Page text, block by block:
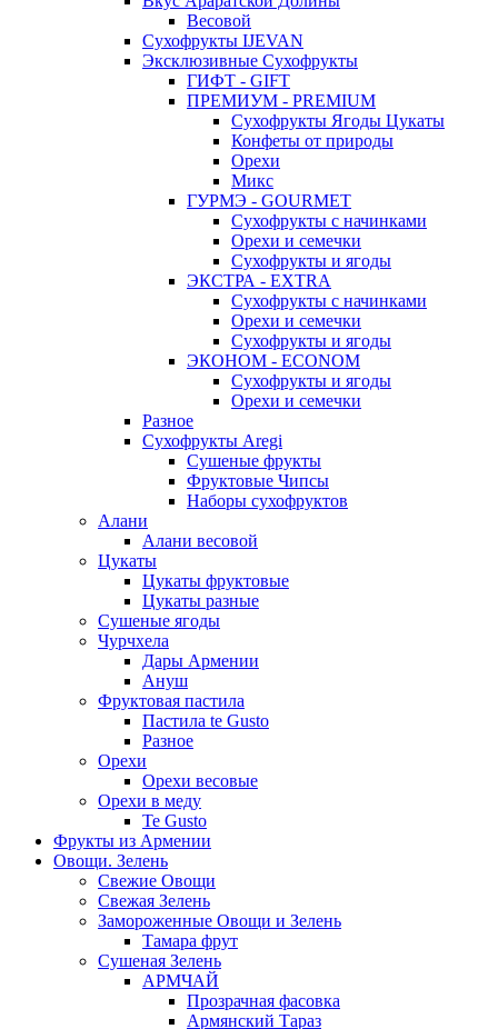
Весовой
Сухофрукты IJEVAN
Эксклюзивные Сухофрукты
ГИФТ - GIFT
ПРЕМИУМ - PREMIUM
Сухофрукты Ягоды Цукаты
Конфеты от природы
Орехи
Микс
ГУРМЭ - GOURMET
Сухофрукты с начинками
Орехи и семечки
Сухофрукты и ягоды
ЭКСТРА - EXTRA
Сухофрукты с начинками
Орехи и семечки
Сухофрукты и ягоды
ЭКОНОМ - ECONOM
Сухофрукты и ягоды
Орехи и семечки
Разное
Сухофрукты Aregi
Сушеные фрукты
Фруктовые Чипсы
Наборы сухофруктов
Алани
Алани весовой
Цукаты
Цукаты фруктовые
Цукаты разные
Сушеные ягоды
Чурчхела
Дары Армении
Ануш
Фруктовая пастила
Пастила te Gusto
Разное
Орехи
Орехи весовые
Орехи в меду
Te Gusto
Фрукты из Армении
Овощи. Зелень
Свежие Овощи
Свежая Зелень
Замороженные Овощи и Зелень
Тамара фрут
Сушеная Зелень
АРМЧАЙ
Прозрачная фасовка
Армянский Тараз